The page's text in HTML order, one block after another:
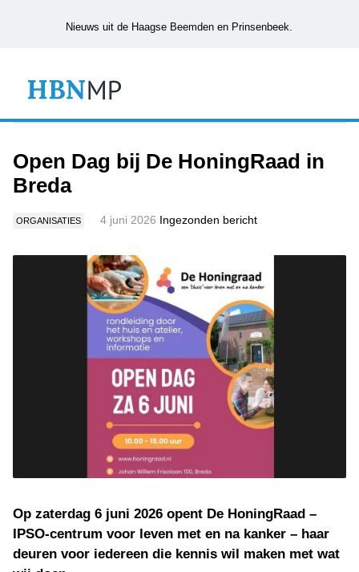
Nieuws uit de Haagse Beemden en Prinsenbeek.
Open Dag bij De HoningRaad in
Breda
ORGANISATIES 4 juni 2026 Ingezonden bericht
Op zaterdag 6 juni 2026 opent De HoningRaad –
IPSO-centrum voor leven met en na kanker – haar
deuren voor iedereen die kennis wil maken met wat